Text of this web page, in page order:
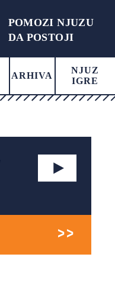
POMOZI NJUZU
DA POSTOJI
ARHIVA
NJUZ
IGRE